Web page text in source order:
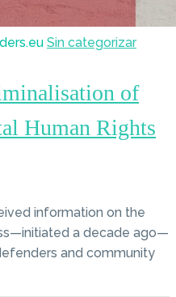
Sin categorizar
of
Human Rights
information on the
a decade ago—
and community